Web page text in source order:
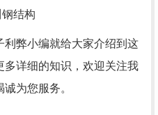
利弊小编就给大家介绍到这
多详细的知识，欢迎关注我
为您服务。